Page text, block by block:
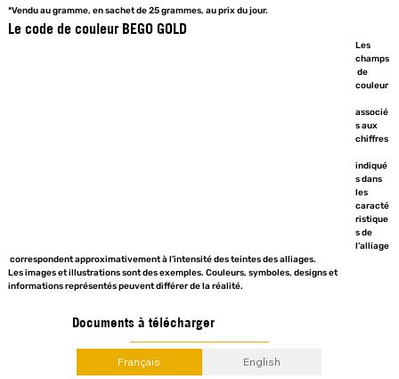
*Vendu au gramme, en sachet de 25 grammes, au prix du jour.
Le code de couleur BEGO GOLD
Les
champs
de
couleur
associé
s aux
chiffres
indiqué
s dans
les
caracté
ristique
s de
l’alliage
correspondent approximativement à l’intensité des teintes des alliages.
Les images et illustrations sont des exemples. Couleurs, symboles, designs et
informations représentés peuvent différer de la réalité.
Documents à télécharger
Français English